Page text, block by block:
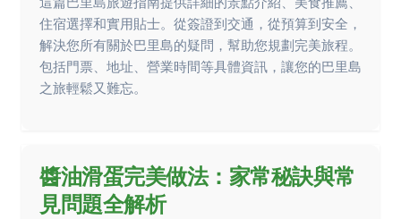
住宿選擇和實用貼士。從簽證到交通，從預算到安全，
解決您所有關於巴里島的疑問，幫助您規劃完美旅程。
包括門票、地址、營業時間等具體資訊，讓您的巴里島
之旅輕鬆又難忘。
醬油滑蛋完美做法：家常秘訣與常
見問題全解析